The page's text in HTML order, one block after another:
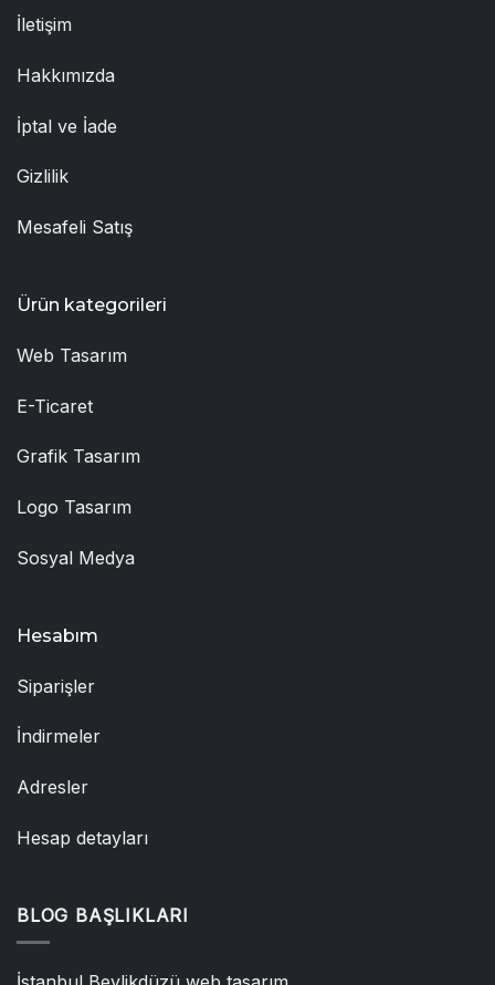
İletişim
Hakkımızda
İptal ve İade
Gizlilik
Mesafeli Satış
Ürün kategorileri
Web Tasarım
E-Ticaret
Grafik Tasarım
Logo Tasarım
Sosyal Medya
Hesabım
Siparişler
İndirmeler
Adresler
Hesap detayları
BLOG BAŞLIKLARI